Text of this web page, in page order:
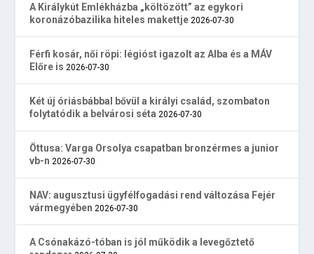
A Királykút Emlékházba „költözött” az egykori
koronázóbazilika hiteles makettje 2026-07-30
Férfi kosár, női röpi: légióst igazolt az Alba és a MÁV
Előre is 2026-07-30
Két új óriásbábbal bővül a királyi család, szombaton
folytatódik a belvárosi séta 2026-07-30
Öttusa: Varga Orsolya csapatban bronzérmes a junior
vb-n 2026-07-30
NAV: augusztusi ügyfélfogadási rend változása Fejér
vármegyében 2026-07-30
A Csónakázó-tóban is jól működik a levegőztető